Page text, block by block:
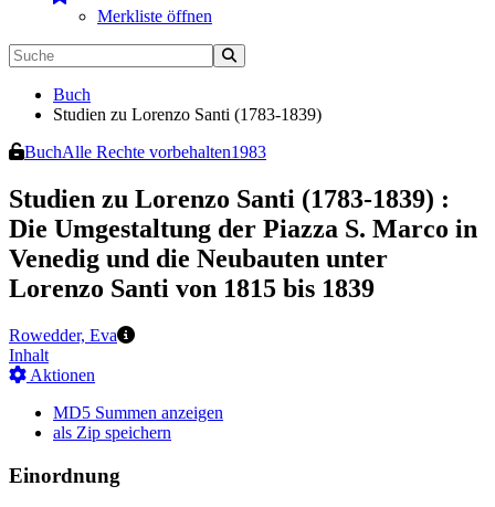
Merkliste öffnen
Buch
Studien zu Lorenzo Santi (1783-1839)
BuchAlle Rechte vorbehalten1983
Studien zu Lorenzo Santi (1783-1839) :
Die Umgestaltung der Piazza S. Marco in
Venedig und die Neubauten unter
Lorenzo Santi von 1815 bis 1839
Rowedder, Eva
Inhalt
Aktionen
MD5 Summen anzeigen
als Zip speichern
Einordnung